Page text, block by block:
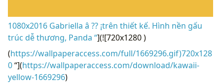
1080x2016 Gabriella â ?? ¡trên thiết kế. Hình nền gấu
trúc dễ thương, Panda “](![720x1280 )
(https://wallpaperaccess.com/full/1669296.gif)720x128
0“](https://wallpaperaccess.com/download/kawaii-
yellow-1669296)